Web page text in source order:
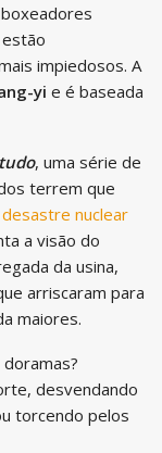
impiedosos. A
yi e é baseada
, uma série de
terrem que
desastre nuclear
a visão do
da usina,
arriscaram para
maiores.
desvendando
torcendo pelos